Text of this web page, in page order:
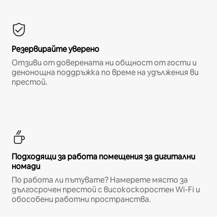
Резервирайте уверено
Отзиви от доверената ни общност от гости и
денонощна поддръжка по време на удължения ви
престой.
Подходящи за работа помещения за дигитални
номади
По работа ли пътувате? Намерете място за
дългосрочен престой с високоскоростен Wi-Fi и
обособени работни пространства.